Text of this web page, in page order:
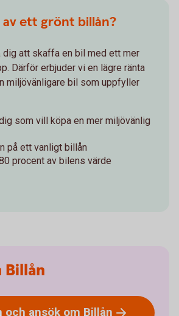
ett grönt billån?
dig att skaffa en bil med ett mer
Därför erbjuder vi en lägre ränta
miljövänligare bil som uppfyller
som vill köpa en mer miljövänlig
på ett vanligt billån
procent av bilens värde
Billån
och ansök om Billån